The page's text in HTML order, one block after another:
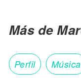
Más de
Perfil Música